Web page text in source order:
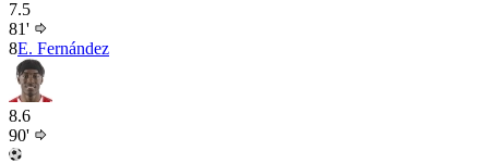
7.5
81'
8E. Fernández
8.6
90'